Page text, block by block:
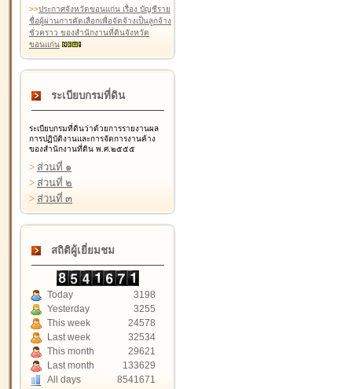
>>ประกาศจังหวัดขอนแก่น เรื่อง บัญชีราย
ชื่อผู้ผ่านการคัดเลือกเพื่อจัดจ้างเป็นลูกจ้าง
ชั่วคราว ของสำนักงานที่ดินจังหวัด
ขอนแก่น
ระเบียบกรมที่ดิน
ระเบียบกรมที่ดินว่าด้วยการรายงานผล
การปฏิบัติงานและการจัดการงานค้าง
ของสำนักงานที่ดิน พ.ศ.๒๕๕๕
> ส่วนที่ ๑
> ส่วนที่ ๒
> ส่วนที่ ๓
สถิติผู้เยี่ยมชม
Today
3198
Yesterday
3255
This week
24578
Last week
32534
This month
29621
Last month
133629
All days
8541671